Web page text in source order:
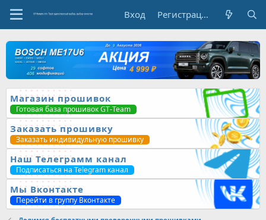
Вход Регистрация
Магазин прошивок
Готовая база прошивок GT-Team
Заказать прошивку
Заказать индивидульную прошивку
Наш Телеграмм канал
Подписаться на Telegram канал
Мы Вконтакте
Перейти в группу Вконтакте